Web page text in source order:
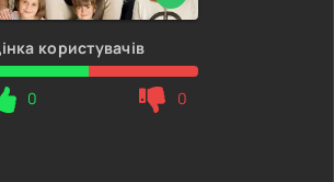
користувачів
0 0